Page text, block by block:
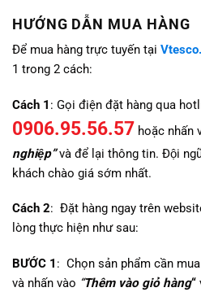
HƯỚNG DẪN MUA HÀNG
Để mua hàng trực tuyến tại
1 trong 2 cách:
Cách 1 : Gọi điện đặt hàng qua
0906.95.56.57 hoặc nhấn
nghiệp”và để lại thông tin. Đội
khách chào giá sớm nhất.
Cách 2: Đặt hàng ngay trên
lòng thực hiện như sau:
BƯỚC 1 : Chọn sản phẩm cần
và nhấn vào “Thêm vào giỏ hàng“